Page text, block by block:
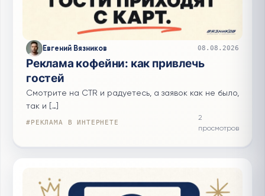
Евгений Вязников 08.08.2026
Реклама кофейни: как привлечь
гостей
Смотрите на CTR и радуетесь, а заявок как не было,
так и […]
#РЕКЛАМА В ИНТЕРНЕТЕ
2
просмотров